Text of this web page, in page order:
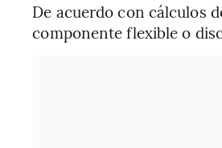
De acuerdo con cálculos
componente flexible o